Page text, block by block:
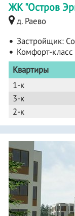
ЖК "Остров
д. Раево
Застройщик:
Комфорт-класс
Квартиры
1-к
3-к
2-к